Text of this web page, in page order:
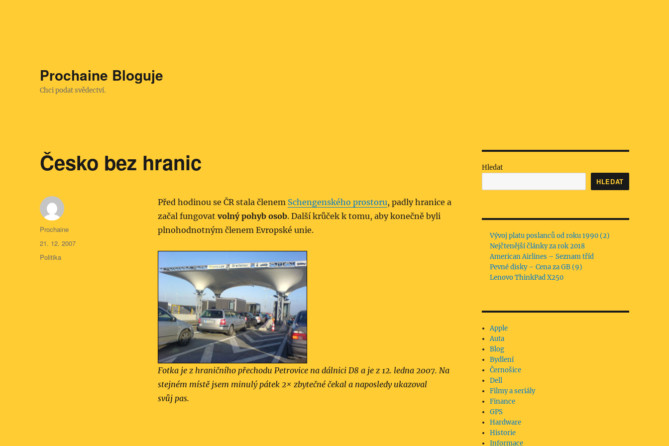
Prochaine Bloguje
Chci podat svědectví.
Česko bez hranic
Před hodinou se ČR stala členem Schengenského prostoru, padly hranice a
začal fungovat volný pohyb osob. Další krůček k tomu, aby konečně byli
plnohodnotným členem Evropské unie.
Fotka je z hraničního přechodu Petrovice na dálnici D8 a je z 12. ledna 2007. Na
stejném místě jsem minulý pátek 2× zbytečné čekal a naposledy ukazoval
svůj pas.
Autor:
Prochaine
Publikováno:
21. 12. 2007
Rubriky:
Politika
Hledat
HLEDAT
Vývoj platu poslanců od roku 1990 (2)
Nejčtenější články za rok 2018
American Airlines – Seznam tříd
Pevné disky – Cena za GB (9)
Lenovo ThinkPad X250
Apple
Auta
Blog
Bydlení
Černošice
Dell
Filmy a seriály
Finance
GPS
Hardware
Historie
Informace